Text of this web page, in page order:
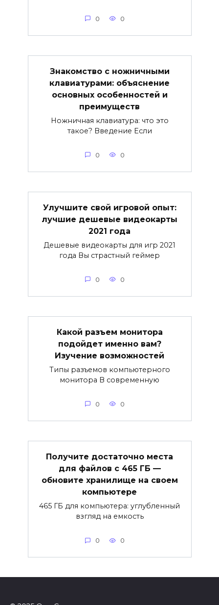
0 0
Знакомство с ножничными
клавиатурами: объяснение
основных особенностей и
преимуществ
Ножничная клавиатура: что это
такое? Введение Если
0 0
Улучшите свой игровой опыт:
лучшие дешевые видеокарты
2021 года
Дешевые видеокарты для игр 2021
года Вы страстный геймер
0 0
Какой разъем монитора
подойдет именно вам?
Изучение возможностей
Типы разъемов компьютерного
монитора В современную
0 0
Получите достаточно места
для файлов с 465 ГБ —
обновите хранилище на своем
компьютере
465 ГБ для компьютера: углубленный
взгляд на емкость
0 0